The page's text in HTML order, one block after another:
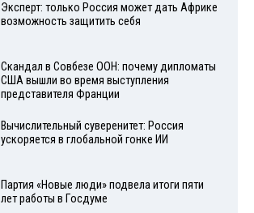
Эксперт: только Россия может дать Африке
возможность защитить себя
Скандал в Совбезе ООН: почему дипломаты
США вышли во время выступления
представителя Франции
Вычислительный суверенитет: Россия
ускоряется в глобальной гонке ИИ
Партия «Новые люди» подвела итоги пяти
лет работы в Госдуме